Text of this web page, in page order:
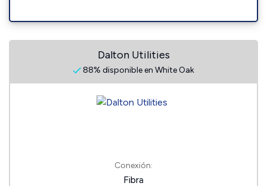
Dalton Utilities
88% disponible en White Oak
Conexión:
Fibra